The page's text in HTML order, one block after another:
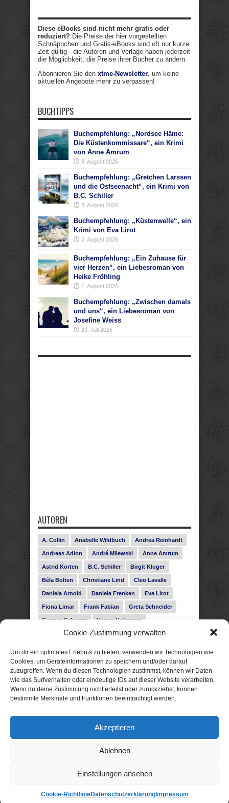
Cookie-Zustimmung verwalten
Um dir ein optimales Erlebnis zu bieten, verwenden wir Technologien wie
Cookies, um Geräteinformationen zu speichern und/oder darauf
zuzugreifen. Wenn du diesen Technologien zustimmst, können wir Daten
wie das Surfverhalten oder eindeutige IDs auf dieser Website verarbeiten.
Wenn du deine Zustimmung nicht erteilst oder zurückziehst, können
bestimmte Merkmale und Funktionen beeinträchtigt werden.
Akzeptieren
Ablehnen
Einstellungen ansehen
Cookie-RichtlinieDatenschutzerklärungImpressum
Diese eBooks sind nicht mehr gratis oder
reduziert? Die Preise der hier vorgestellten
Schnäppchen und Gratis-eBooks sind oft nur kurze
Zeit gültig - die Autoren und Verlage haben jederzeit
die Möglichkeit, die Preise ihrer Bücher zu ändern.
Abonnieren Sie den xtme-Newsletter, um keine
aktuellen Angebote mehr zu verpassen!
BUCHTIPPS
Buchempfehlung: „Nordsee Häme:
Die Küstenkommissare“, ein Krimi
von Anne Amrum
8. August 2026
Buchempfehlung: „Gretchen Larssen
und die Ostseenacht“, ein Krimi von
B.C. Schiller
3. August 2026
Buchempfehlung: „Küstenwelle“, ein
Krimi von Eva Lirot
2. August 2026
Buchempfehlung: „Ein Zuhause für
vier Herzen“, ein Liebesroman von
Heike Fröhling
1. August 2026
Buchempfehlung: „Zwischen damals
und uns“, ein Liebesroman von
Josefine Weiss
29. Juli 2026
AUTOREN
A. Collin Anabelle Wildbuch Andrea Reinhardt
Andreas Adlon André Milewski Anne Amrum
Astrid Korten B.C. Schiller Birgit Kluger
Béla Bolten Christiane Lind Cleo Lavalle
Daniela Arnold Daniela Frenken Eva Lirot
Fiona Limar Frank Fabian Greta Schneider
Gunnar Schwarz Hanna Holmgren
Heike Fröhling Ina Glahe Ivo Pala J. Vellguth
Leonie Haubrich Lilly Labord Livia Pipes
Malin Blunk Marcus Hünnebeck Martin Krist
Melisa Schwermer Nele Bruun Nika Lubitsch
Noah Fitz Nora Amelie René Junge
Subina Giuletti